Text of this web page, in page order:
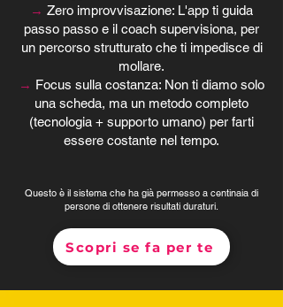
→ Zero improvvisazione: L'app ti guida
passo passo e il coach supervisiona, per
un percorso strutturato che ti impedisce di
mollare.
→ Focus sulla costanza: Non ti diamo solo
una scheda, ma un metodo completo
(tecnologia + supporto umano) per farti
essere costante nel tempo.
Questo è il sistema che ha già permesso a centinaia di
persone di ottenere risultati duraturi.
Scopri se fa per te